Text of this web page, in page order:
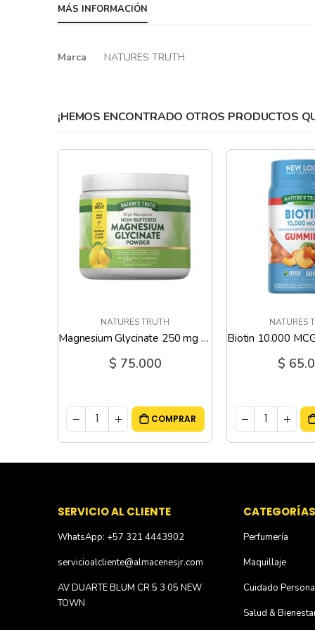
the
beginning
the
MÁS INFORMACIÓN
Más
Marca NATURES TRUTH
¡HEMOS ENCONTRADO OTROS PRODUCTOS
NATURES TRUTH
Magnesium Glycinate 250 mg sabor Lim n - 6 Oz
$ 75.000
COMPRAR
NATURES
$
SERVICIO AL CLIENTE
WhatsApp: +57 321 4443902
servicioalcliente@almacenesjr.com
AV DUARTE BLUM CR 5 3 05 NEW
TOWN
CATEGORÍAS
Perfumería
Maquillaje
Cuidado
Salud &